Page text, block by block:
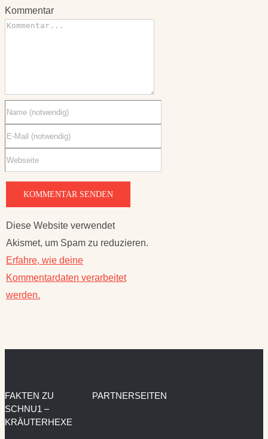
Kommentar
Diese Website verwendet
Akismet, um Spam zu reduzieren.
Erfahre, wie deine
Kommentardaten verarbeitet
werden.
FAKTEN ZU
SCHNU1 –
KRÄUTERHEXE
PARTNERSEITEN